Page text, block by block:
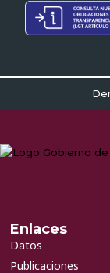
Enlaces
Datos
Publicaciones